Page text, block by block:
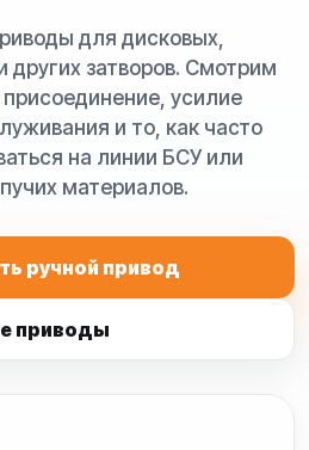
для дисковых,
затворов. Смотрим
усилие
и то, как часто
на линии БСУ или
материалов.
ручной привод
приводы